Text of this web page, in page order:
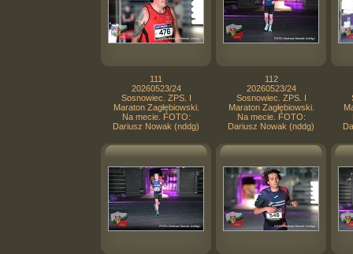
111
20260523/24
Sosnowiec. ZPS. I
Maraton Zagłębiowski.
Na mecie. FOTO:
Dariusz Nowak (nddg)
112
20260523/24
Sosnowiec. ZPS. I
Maraton Zagłębiowski.
Na mecie. FOTO:
Dariusz Nowak (nddg)